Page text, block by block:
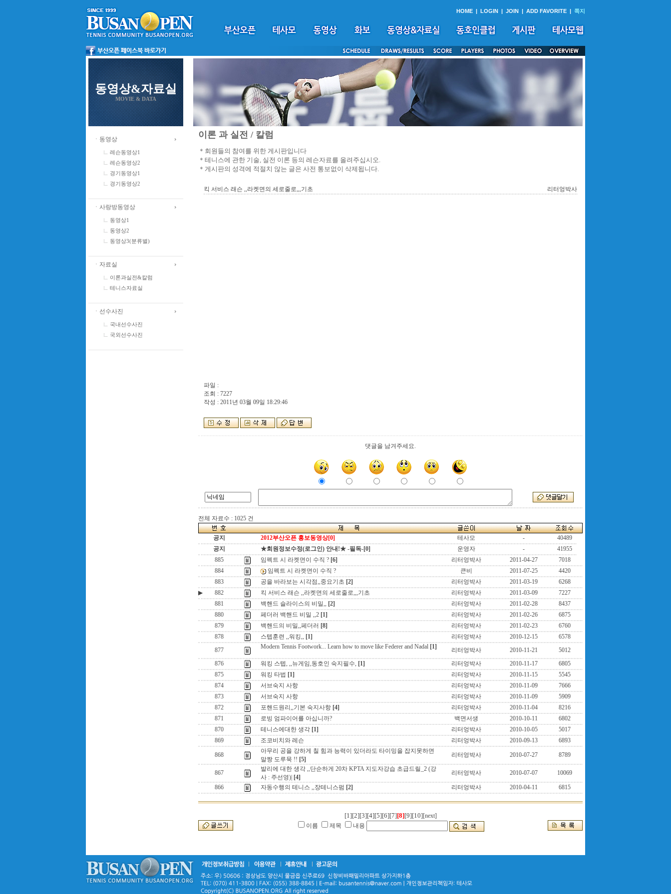
HOME | LOGIN | JOIN | ADD FAVORITE | 쪽지
동영상&자료실
MOVIE & DATA
ㆍ동영상
레슨동영상1
레슨동영상2
경기동영상1
경기동영상2
ㆍ사랑방동영상
동영상1
동영상2
동영상3(분류별)
ㆍ자료실
이론과실전&칼럼
테니스자료실
ㆍ선수사진
국내선수사진
국외선수사진
이론 과 실전 / 칼럼
＊회원들의 참여를 위한 게시판입니다
＊테니스에 관한 기술, 실전 이론 등의 레슨자료를 올려주십시오.
＊게시판의 성격에 적절치 않는 글은 사전 통보없이 삭제됩니다.
킥 서비스 래슨 ,,라켓면의 세로줄로,,,기초 리터엉박사
파일 :
조회 : 7227
작성 : 2011년 03월 09일 18:29:46
댓글을 남겨주세요.
전체 자료수 : 1025 건
공지 2012부산오픈 홍보동영상[0] 테사모 -
40489
공지
★회원정보수정(로그인) 안내!★ -필독-[0] 운영자 -
41955
885
임펙트 시 라켓면이 수직 ? [6] 리터엉박사 2011-04-27
7018
884
임펙트 시 라켓면이 수직 ? 큰비 2011-07-25
4420
883
공을 바라보는 시각점,,중요기초 [2] 리터엉박사 2011-03-19
6268
▶
882 킥 서비스 래슨 ,,라켓면의 세로줄로,,,기초 리터엉박사 2011-03-09
7227
881
백핸드 슬라이스의 비밀,, [2] 리터엉박사 2011-02-28
8437
880
페더러 백핸드 비밀 ,,2 [1] 리터엉박사 2011-02-26
6875
879
백핸드의 비밀,,페더러 [8] 리터엉박사 2011-02-23
6760
878
스텝훈련 ,,워킹,, [1] 리터엉박사 2010-12-15
6578
877
Modern Tennis Footwork... Learn how to move like Federer and Nadal [1] 리터엉박사 2010-11-21
5012
876
워킹 스텝, ,,뉴게임,동호인 숙지필수, [1] 리터엉박사 2010-11-17
6805
875
워킹 타법 [1] 리터엉박사 2010-11-15
5545
874
서브숙지 사항 리터엉박사 2010-11-09
7666
873
서브숙지 사항 리터엉박사 2010-11-09
5909
872
포핸드원리,,기본 숙지사항 [4] 리터엉박사 2010-11-04
8216
871
로빙 엄파이어를 아십니까? 백면서생 2010-10-11
6802
870
테니스에대한 생각 [1] 리터엉박사 2010-10-05
5017
869
조코비치와 레슨 리터엉박사 2010-09-13 6893
868
아무리 공을 강하게 칠 힘과 능력이 있더라도 타이밍을 잡지못하면
말짱 도루묵 !! [5]
리터엉박사 2010-07-27 8789
867
발리에 대한 생각 ,,단순하게 20차 KPTA 지도자강습 초급드릴_2 (강
사 : 주선영)| [4]
리터엉박사 2010-07-07 10069
866 자동수행의 테니스 ,,장테니스펌 [2] 리터엉박사 2010-04-11 6815
[1][2][3][4][5][6][7][8][9][10][next]
이름
제목 내용